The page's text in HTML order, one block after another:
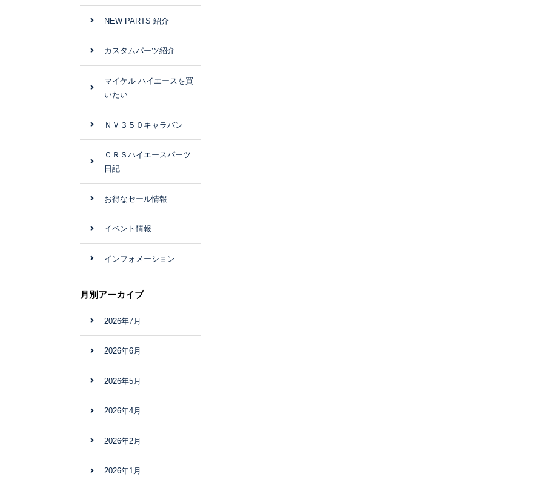
NEW PARTS 紹介
カスタムパーツ紹介
マイケル ハイエースを買
いたい
ＮＶ３５０キャラバン
ＣＲＳハイエースパーツ
日記
お得なセール情報
イベント情報
インフォメーション
月別アーカイブ
2026年7月
2026年6月
2026年5月
2026年4月
2026年2月
2026年1月